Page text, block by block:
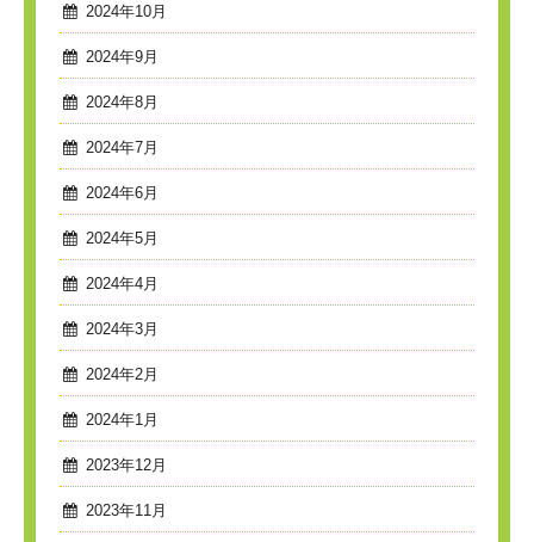
2024年10月
2024年9月
2024年8月
2024年7月
2024年6月
2024年5月
2024年4月
2024年3月
2024年2月
2024年1月
2023年12月
2023年11月